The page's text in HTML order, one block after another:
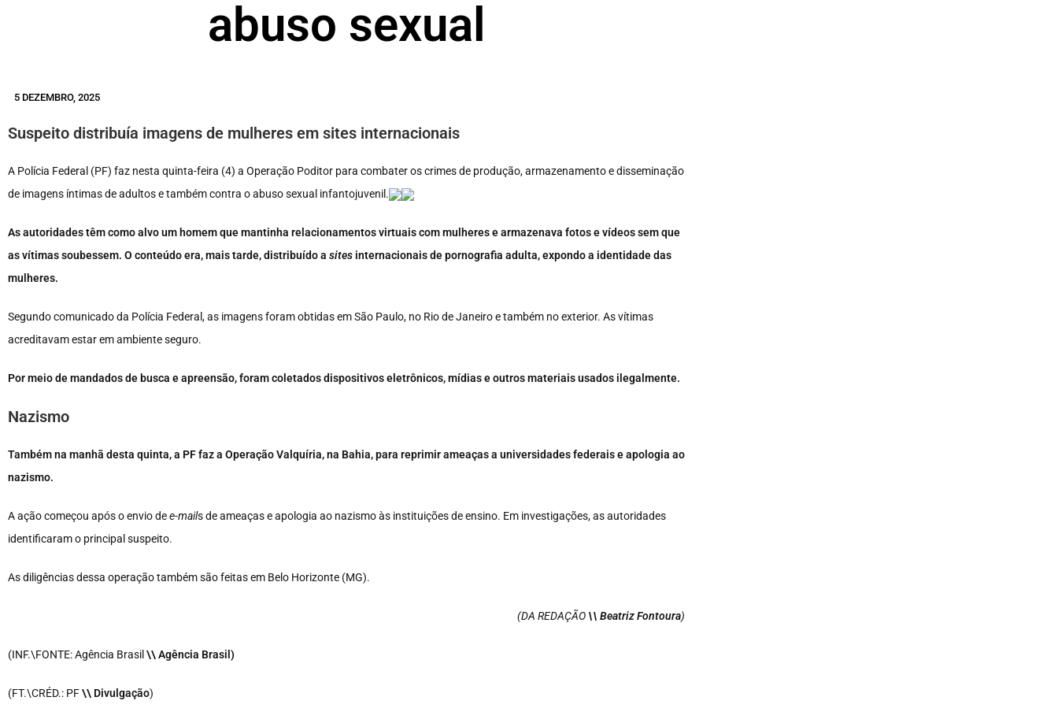
abuso sexual
5 DEZEMBRO, 2025
Suspeito distribuía imagens de mulheres em sites internacionais
A Polícia Federal (PF) faz nesta quinta-feira (4) a Operação Poditor para combater os crimes de produção, armazenamento e disseminação
de imagens íntimas de adultos e também contra o abuso sexual infantojuvenil.
As autoridades têm como alvo um homem que mantinha relacionamentos virtuais com mulheres e armazenava fotos e vídeos sem que
as vítimas soubessem. O conteúdo era, mais tarde, distribuído a sites internacionais de pornografia adulta, expondo a identidade das
mulheres.
Segundo comunicado da Polícia Federal, as imagens foram obtidas em São Paulo, no Rio de Janeiro e também no exterior. As vítimas
acreditavam estar em ambiente seguro.
Por meio de mandados de busca e apreensão, foram coletados dispositivos eletrônicos, mídias e outros materiais usados ilegalmente.
Nazismo
Também na manhã desta quinta, a PF faz a Operação Valquíria, na Bahia, para reprimir ameaças a universidades federais e apologia ao
nazismo.
A ação começou após o envio dee-mails de ameaças e apologia ao nazismo às instituições de ensino. Em investigações, as autoridades
identificaram o principal suspeito.
As diligências dessa operação também são feitas em Belo Horizonte (MG).
(DA REDAÇÃO \\ Beatriz Fontoura)
(INF.\FONTE: Agência Brasil \\ Agência Brasil )
(FT.\CRÉD.: PF\\ Divulgação)